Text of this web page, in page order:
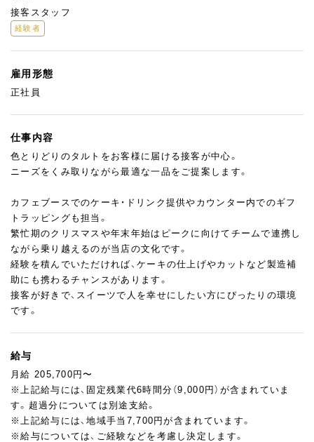
接客スタッフ
経験者
雇用形態
正社員
仕事内容
色とりどりのタルトをお客様に届ける接客が中心。
ニーズをくみ取りながら最適な一品をご提案します。
カフェブースでのケーキ・ドリンク提供やカウンター内でのギフ
トラッピングも担当。
繁忙期のクリスマスや年末年始はピークに向けてチームで連携し
ながら乗り越えるのが当店の文化です。
経験を積んでいただければ、ケーキの仕上げやカットなど製造補
助にも携わるチャンスがあります。
接客が好きで、スイーツで人を幸せにしたい方にぴったりの環境
です。
給与
月給 205,700円〜
※上記給与には、固定残業代6時間分（9,000円）が含まれていま
す。超過分については別途支給。
※上記給与には、地域手当7,700円が含まれています。
※給与については、ご経験などを考慮し決定します。